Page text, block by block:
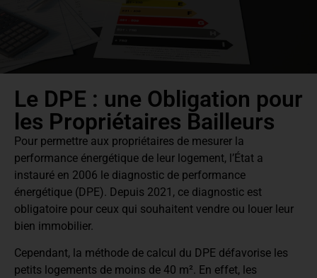
Le DPE : une Obligation pour
les Propriétaires Bailleurs
Pour permettre aux propriétaires de mesurer la
performance énergétique de leur logement, l’État a
instauré en 2006 le diagnostic de performance
énergétique (DPE). Depuis 2021, ce diagnostic est
obligatoire pour ceux qui souhaitent vendre ou louer leur
bien immobilier.
Cependant, la méthode de calcul du DPE défavorise les
petits logements de moins de 40 m². En effet, les